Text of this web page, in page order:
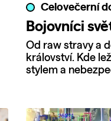
Celovečerní
Bojovníci
Od raw stravy a
království. Kde
stylem a